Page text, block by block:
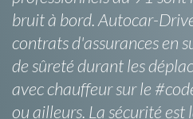
bruit à bord. Autocar-
contrats d'assurances en
de sûreté durant les
avec chauffeur sur le
ou ailleurs. La sécurité est